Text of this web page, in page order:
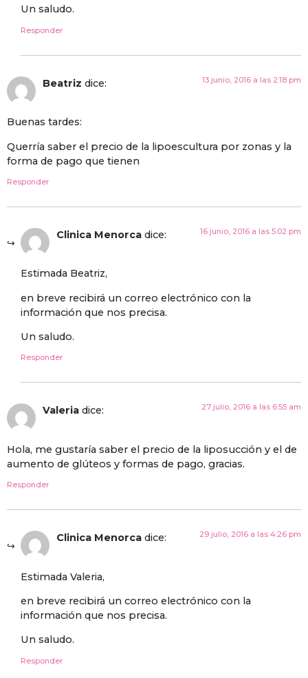
Un saludo.
Responder
Beatriz dice: 13 junio, 2016 a las 2:18 pm
Buenas tardes:
Querría saber el precio de la lipoescultura por zonas y la
forma de pago que tienen
Responder
Clinica Menorca dice: 16 junio, 2016 a las 5:02 pm
Estimada Beatriz,
en breve recibirá un correo electrónico con la
información que nos precisa.
Un saludo.
Responder
Valeria dice: 27 julio, 2016 a las 6:55 am
Hola, me gustaría saber el precio de la liposucción y el de
aumento de glúteos y formas de pago, gracias.
Responder
Clinica Menorca dice: 29 julio, 2016 a las 4:26 pm
Estimada Valeria,
en breve recibirá un correo electrónico con la
información que nos precisa.
Un saludo.
Responder